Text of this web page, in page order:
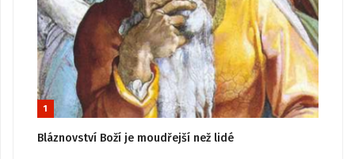
1
Bláznovství Boží je moudřejší než lidé